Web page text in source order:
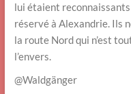
lui étaient
réservé à Alexandrie. Ils
la route Nord qui n’est
l’envers.
@Waldgänger